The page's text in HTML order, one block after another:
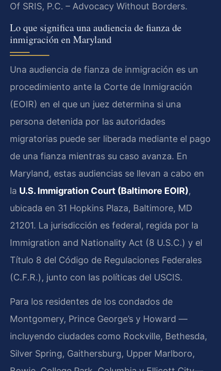
Of SRIS, P.C. – Advocacy Without Borders.
Lo que significa una audiencia de fianza de
inmigración en Maryland
Una audiencia de fianza de inmigración es un
procedimiento ante la Corte de Inmigración
(EOIR) en el que un juez determina si una
persona detenida por las autoridades
migratorias puede ser liberada mediante el pago
de una fianza mientras su caso avanza. En
Maryland, estas audiencias se llevan a cabo en
la U.S. Immigration Court (Baltimore EOIR),
ubicada en 31 Hopkins Plaza, Baltimore, MD
21201. La jurisdicción es federal, regida por la
Immigration and Nationality Act (8 U.S.C.) y el
Título 8 del Código de Regulaciones Federales
(C.F.R.), junto con las políticas del USCIS.
Para los residentes de los condados de
Montgomery, Prince George’s y Howard —
incluyendo ciudades como Rockville, Bethesda,
Silver Spring, Gaithersburg, Upper Marlboro,